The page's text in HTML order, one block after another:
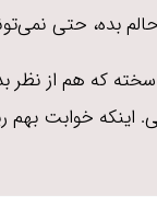
بده، حتی
که هم از نظر
اینکه خوابت بهم